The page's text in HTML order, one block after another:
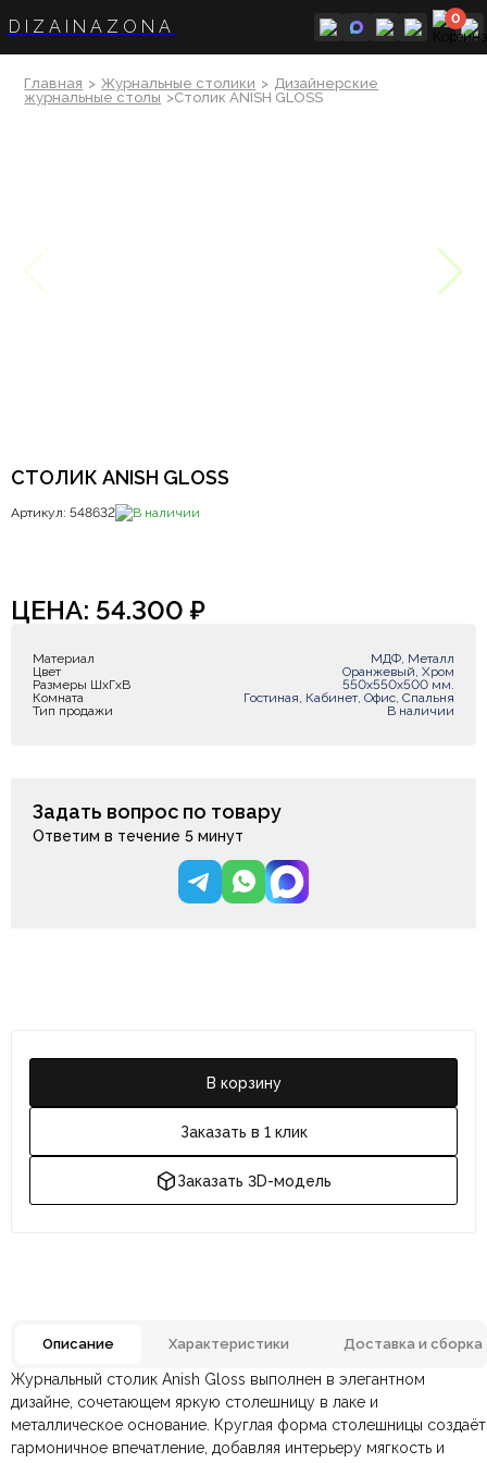
DIZAINAZONA 0
Главная > Журнальные столики > Дизайнерские
журнальные столы >Столик ANISH GLOSS
СТОЛИК ANISH GLOSS
Артикул: 548632 В наличии
В корзину
Заказать в 1 клик
Заказать 3D-модель
ЦЕНА: 54.300 ₽
Материал
МДФ, Металл
Цвет
Оранжевый, Хром
Размеры ШxГxВ
550х550х500 мм.
Комната
Гостиная, Кабинет, Офис, Спальня
Тип продажи
В наличии
Задать вопрос по товару
Ответим в течение 5 минут
Описание Характеристики Доставка и сборка
Журнальный столик Anish Gloss выполнен в элегантном
дизайне, сочетающем яркую столешницу в лаке и
металлическое основание. Круглая форма столешницы создаёт
гармоничное впечатление, добавляя интерьеру мягкость и
Материал МДФ, Металл
Цвет Оранжевый, Хром
По всей России:отправляем через транспортную
Оплата в салоне-магазине— наличными или картой
Отзывов ещё нет. Напишите первым.